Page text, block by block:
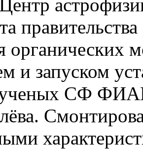
органических
и запуском
СФ